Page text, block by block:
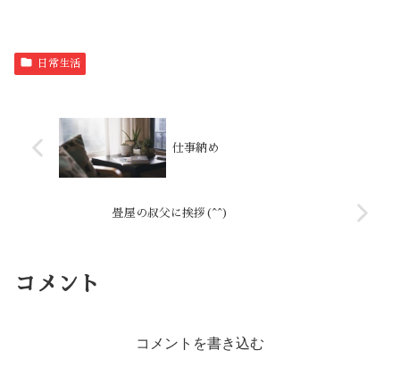
日常生活
仕事納め
畳屋の叔父に挨拶(^^)
コメント
コメントを書き込む